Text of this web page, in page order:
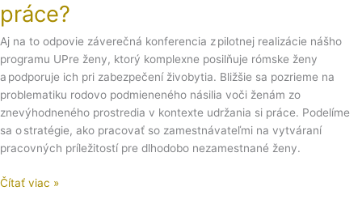
práce?
Aj na to odpovie záverečná konferencia z pilotnej realizácie nášho
programu UPre ženy, ktorý komplexne posilňuje rómske ženy
a podporuje ich pri zabezpečení živobytia. Bližšie sa pozrieme na
problematiku rodovo podmieneného násilia voči ženám zo
znevýhodneného prostredia v kontexte udržania si práce. Podelíme
sa o stratégie, ako pracovať so zamestnávateľmi na vytváraní
pracovných príležitostí pre dlhodobo nezamestnané ženy.
mali
šancu
uplatniť
sa
na
trhu
práce?
Čítať viac »